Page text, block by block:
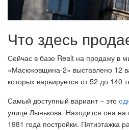
Что здесь
Сейчас в базе Realt на продажу в
«Масюковщина-2» выставлено 12
которых варьируется от 52 до 140
Самый доступный вариант – это
улице Лынькова. Находится она на
1981 года постройки. Пятиэтажка